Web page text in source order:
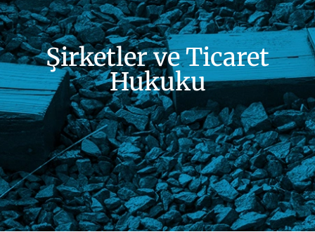
Şirketler ve Ticaret
Hukuku